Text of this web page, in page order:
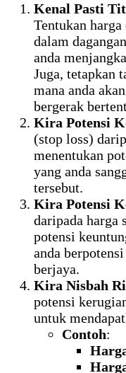
Kenal Pasti
Tentukan
dalam
anda
Juga, tetapkan
mana anda
bergerak
Kira Potensi
(stop loss)
menentukan
yang anda
tersebut.
Kira Potensi
daripada harga
potensi
anda
berjaya.
Kira Nisbah
potensi
untuk
Contoh: